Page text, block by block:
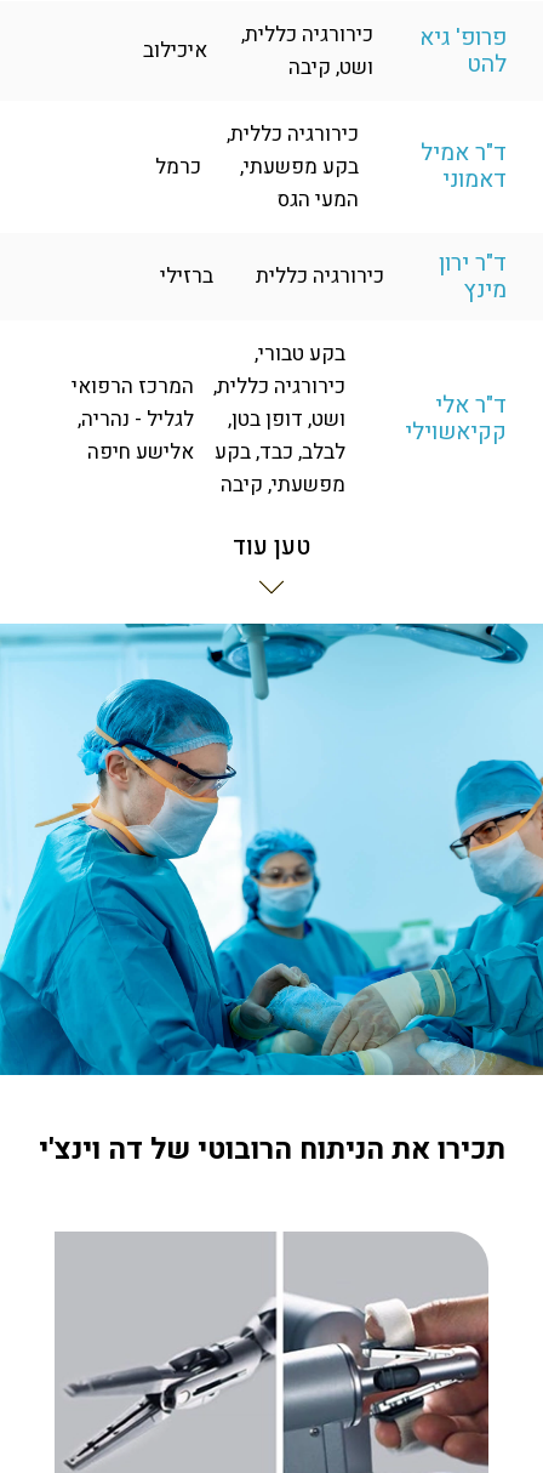
פרופ' גיא
להט
כירורגיה כללית,
ושט, קיבה
איכילוב
ד"ר אמיל
דאמוני
כירורגיה כללית,
בקע מפשעתי,
המעי הגס
כרמל
ד"ר ירון
מינץ כירורגיה כללית ברזילי
ד"ר אלי
קקיאשוילי
בקע טבורי,
כירורגיה כללית,
ושט, דופן בטן,
לבלב, כבד, בקע
מפשעתי, קיבה
המרכז הרפואי
לגליל - נהריה,
אלישע חיפה
טען עוד
תכירו את הניתוח הרובוטי של דה וינצ'י